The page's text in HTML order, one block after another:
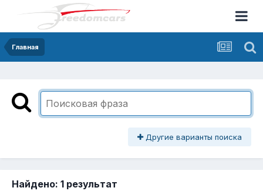
Главная
Другие варианты поиска
Найдено: 1 результат